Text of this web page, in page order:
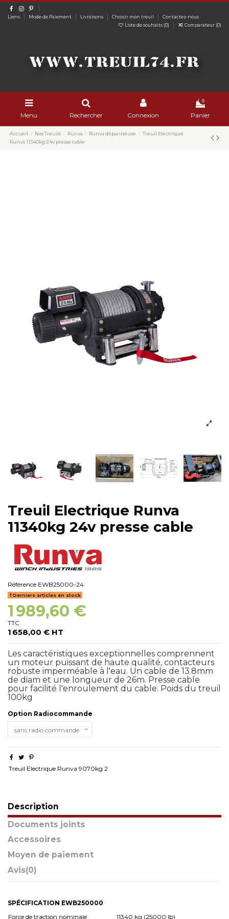
Liens Mode de Paiement Livraisons Choisir mon treuil
Contactez-nous
Liste de souhaits (0) Comparateur (0)
Menu Rechercher Connexion
0
Panier
Accueil Nos Treuils Runva Runva dépanneuse
Treuil Electrique
Runva 11340kg 24v presse cable
Treuil Electrique Runva
11340kg 24v presse cable
Référence EWB25000-24
Derniers articles en stock
1 989,60 €
TTC
1 658,00 € HT
Les caractéristiques exceptionnelles comprennent
un moteur puissant de haute qualité, contacteurs
robuste imperméable à l'eau. Un cable de 13.8mm
de diam et une longueur de 26m. Presse cable
pour facilité l'enroulement du cable. Poids du treuil
100kg
Option Radiocommande
Treuil Electrique Runva 9070kg 2
Description
Documents joints
Accessoires
Moyen de paiement
Avis(0)
SPÉCIFICATION EWB250000
Force de traction nominale
11340 kg (25000 lb)